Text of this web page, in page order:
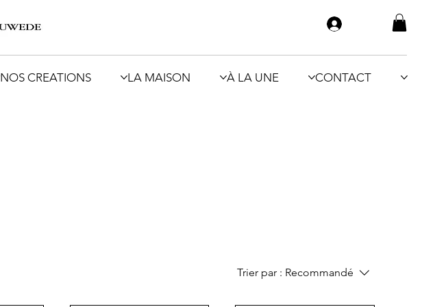
NOS CREATIONS LA MAISON À LA UNE CONTACT
Trier par : Recommandé